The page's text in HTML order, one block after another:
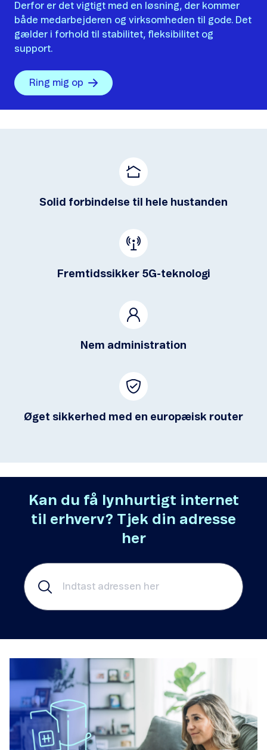
Derfor er det vigtigt med en løsning, der kommer
både medarbejderen og virksomheden til gode. Det
gælder i forhold til stabilitet, fleksibilitet og
support.
Ring mig op
Solid forbindelse til hele hustanden
Fremtidssikker 5G-teknologi
Nem administration
Øget sikkerhed med en europæisk router
Kan du få lynhurtigt internet
til erhverv? Tjek din adresse
her